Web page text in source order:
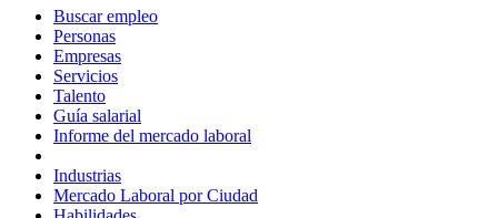
Buscar empleo
Personas
Empresas
Servicios
Talento
Guía salarial
Informe del mercado laboral
Industrias
Mercado Laboral por Ciudad